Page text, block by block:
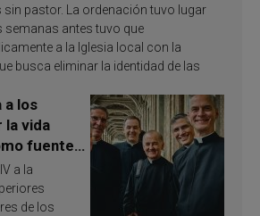
sin pastor. La ordenación tuvo lugar
semanas antes tuvo que
a la Iglesia local con la
busca eliminar la identidad de las
a los
la vida
fuente
a la
de los